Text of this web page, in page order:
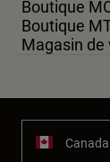
Boutique
Boutique
Magasin
Canada